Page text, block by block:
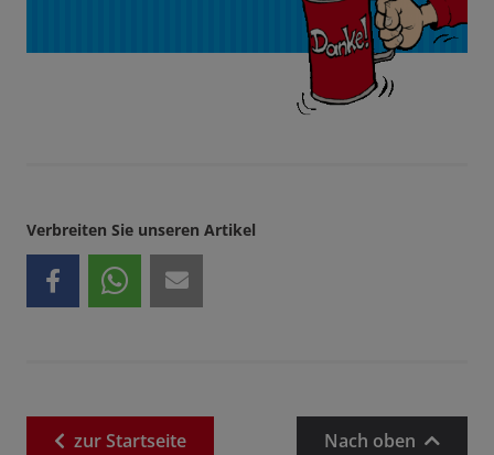
Verbreiten Sie unseren Artikel
zurStartseite Nach oben